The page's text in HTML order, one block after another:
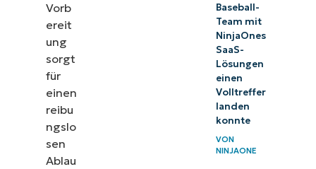
Vorb
ereit
ung
sorgt
für
einen
reibu
ngslo
sen
Ablau
Baseball-
Team mit
NinjaOnes
SaaS-
Lösungen
einen
Volltreffer
landen
konnte
VON
NINJAONE